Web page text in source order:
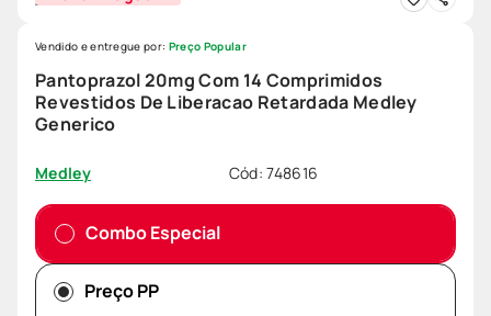
Pantoprazol 20mg Com 14 Comprimidos
Revestidos De Liberacao Retardada Medley
Generico
Medley Cód:748616
Vendido e entregue por: Preço Popular
Combo Especial
Preço PP